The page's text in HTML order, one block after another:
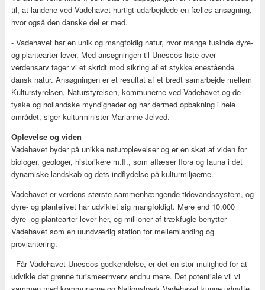
til, at landene ved Vadehavet hurtigt udarbejdede en fælles ansøgning,
hvor også den danske del er med.
- Vadehavet har en unik og mangfoldig natur, hvor mange tusinde dyre-
og plantearter lever. Med ansøgningen til Unescos liste over
verdensarv tager vi et skridt mod sikring af et stykke enestående
dansk natur. Ansøgningen er et resultat af et bredt samarbejde mellem
Kulturstyrelsen, Naturstyrelsen, kommunerne ved Vadehavet og de
tyske og hollandske myndigheder og har dermed opbakning i hele
området, siger kulturminister Marianne Jelved.
Oplevelse og viden
Vadehavet byder på unikke naturoplevelser og er en skat af viden for
biologer, geologer, historikere m.fl., som aflæser flora og fauna i det
dynamiske landskab og dets indflydelse på kulturmiljøerne.
Vadehavet er verdens største sammenhængende tidevandssystem, og
dyre- og plantelivet har udviklet sig mangfoldigt. Mere end 10.000
dyre- og plantearter lever her, og millioner af trækfugle benytter
Vadehavet som en uundværlig station for mellemlanding og
proviantering.
- Får Vadehavet Unescos godkendelse, er det en stor mulighed for at
udvikle det grønne turismeerhverv endnu mere. Det potentiale vil vi